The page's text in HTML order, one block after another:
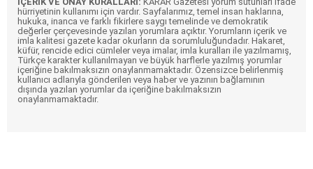
hürriyetinin kullanımı için vardır. Sayfalarımız, temel insan haklarına,
hukuka, inanca ve farklı fikirlere saygı temelinde ve demokratik
değerler çerçevesinde yazılan yorumlara açıktır. Yorumların içerik ve
imla kalitesi gazete kadar okurların da sorumluluğundadır. Hakaret,
küfür, rencide edici cümleler veya imalar, imla kuralları ile yazılmamış,
Türkçe karakter kullanılmayan ve büyük harflerle yazılmış yorumlar
içeriğine bakılmaksızın onaylanmamaktadır. Özensizce belirlenmiş
kullanıcı adlarıyla gönderilen veya haber ve yazının bağlamının
dışında yazılan yorumlar da içeriğine bakılmaksızın
onaylanmamaktadır.